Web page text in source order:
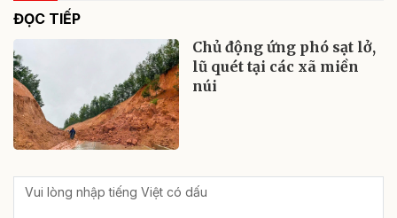
ĐỌC TIẾP
Chủ động ứng phó sạt lở,
lũ quét tại các xã miền
núi